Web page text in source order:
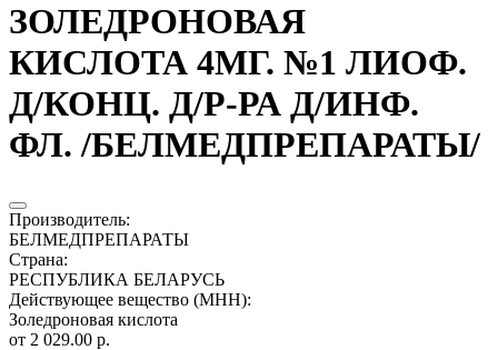
ЗОЛЕДРОНОВАЯ
КИСЛОТА 4МГ. №1 ЛИОФ.
Д/КОНЦ. Д/Р-РА Д/ИНФ.
ФЛ. /БЕЛМЕДПРЕПАРАТЫ/
Производитель:
БЕЛМЕДПРЕПАРАТЫ
Страна:
РЕСПУБЛИКА БЕЛАРУСЬ
Действующее вещество (МНН):
Золедроновая кислота
от 2 029.00 р.